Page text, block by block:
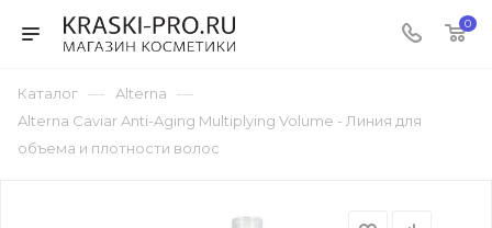
0
Каталог — Alterna —
Alterna Caviar Anti-Aging Multiplying Volume - Линия для
объема и плотности волос